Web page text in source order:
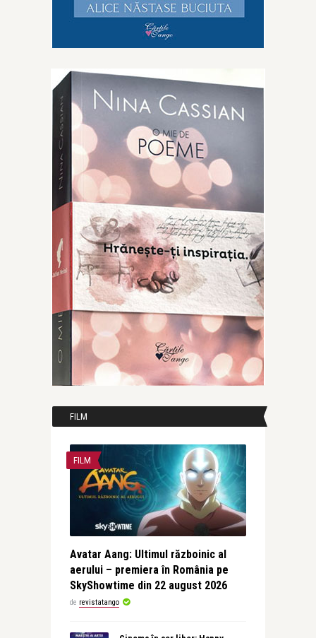
FILM
FILM
Avatar Aang: Ultimul războinic al
aerului – premiera în România pe
SkyShowtime din 22 august 2026
de revistatango